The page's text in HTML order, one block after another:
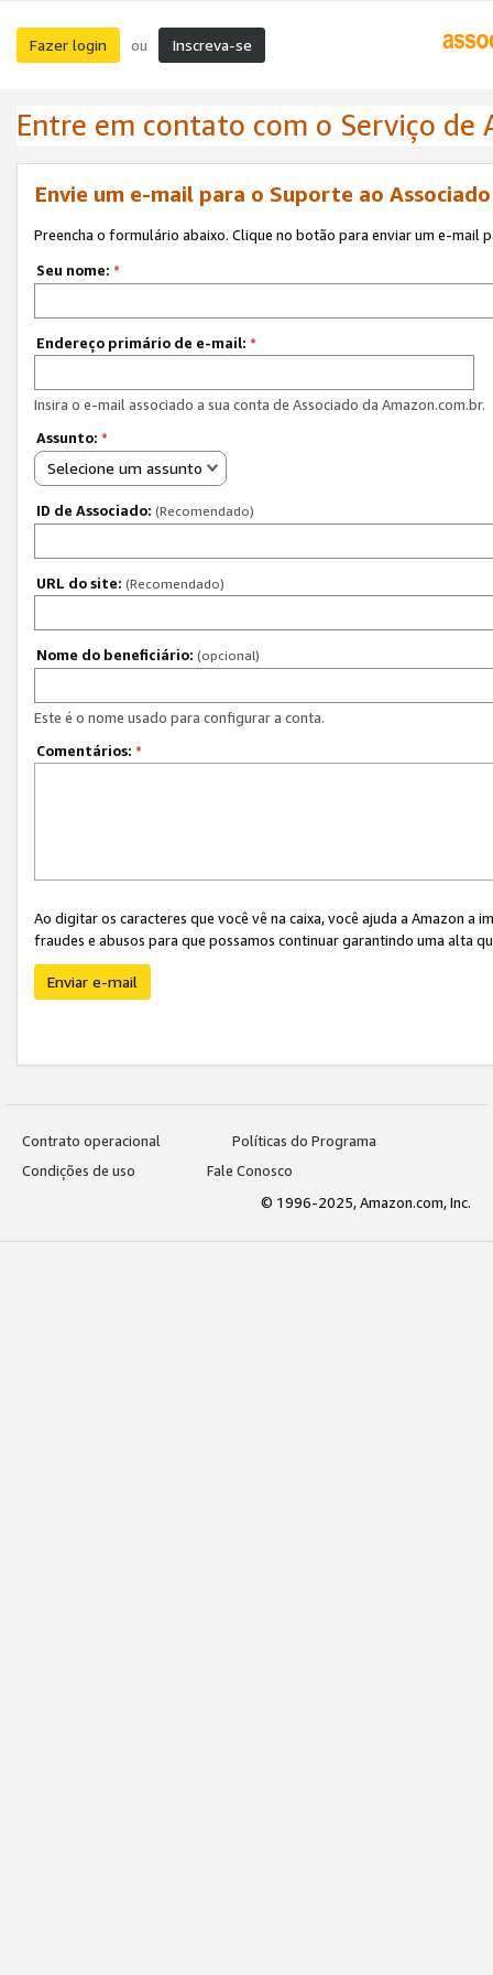
Fazer login ou Inscreva-se
Entre em contato com o Serviço de
Envie um e-mail para o Suporte ao
Preencha o formulário abaixo. Clique no botão para enviar um e-mail
Seu nome: *
Endereço primário de e-mail: *
Insira o e-mail associado a sua conta de Associado da Amazon.com.br.
Assunto: *
Selecione um assunto
ID de Associado: (Recomendado)
URL do site: (Recomendado)
Nome do beneficiário: (opcional)
Este é o nome usado para configurar a conta.
Comentários: *
Ao digitar os caracteres que você vê na caixa, você ajuda a Amazon
fraudes e abusos para que possamos continuar garantindo uma alta
Enviar e-mail
Contrato operacional
Políticas do Programa
Condições de uso
Fale Conosco
© 1996-2025, Amazon.com, Inc.